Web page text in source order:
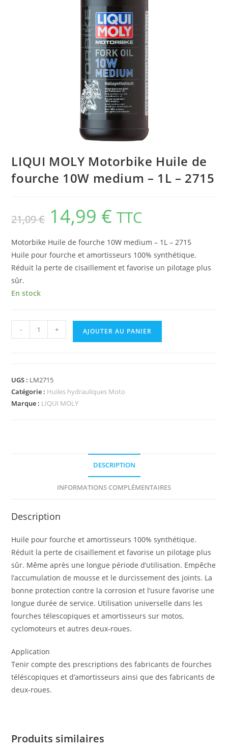
LIQUI MOLY Motorbike Huile de
fourche 10W medium – 1L – 2715
21,09€ 14,99 € TTC
Motorbike Huile de fourche 10W medium – 1L – 2715
Huile pour fourche et amortisseurs 100% synthétique.
Réduit la perte de cisaillement et favorise un pilotage plus
sûr.
En stock
- + AJOUTER AU PANIER
UGS : LM2715
Catégorie : Huiles hydrauliques Moto
Marque : LIQUI MOLY
DESCRIPTION
INFORMATIONS COMPLÉMENTAIRES
Description
Huile pour fourche et amortisseurs 100% synthétique.
Réduit la perte de cisaillement et favorise un pilotage plus
sûr. Même après une longue période d’utilisation. Empêche
l’accumulation de mousse et le durcissement des joints. La
bonne protection contre la corrosion et l’usure favorise une
longue durée de service. Utilisation universelle dans les
fourches télescopiques et amortisseurs sur motos,
cyclomoteurs et autres deux-roues.
Application
Tenir compte des prescriptions des fabricants de fourches
téléscopiques et d’amortisseurs ainsi que des fabricants de
deux-roues.
Produits similaires